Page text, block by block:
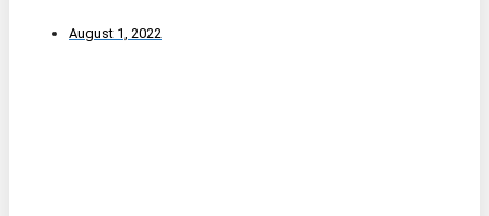
August 1, 2022